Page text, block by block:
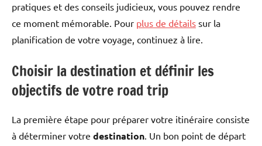
pratiques et des conseils judicieux, vous pouvez rendre
ce moment mémorable. Pour plus de détails sur la
planification de votre voyage, continuez à lire.
Choisir la destination et définir les
objectifs de votre road trip
La première étape pour préparer votre itinéraire consiste
à déterminer votre destination. Un bon point de départ